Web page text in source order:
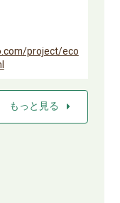
project/eco
もっと見る arrow_right